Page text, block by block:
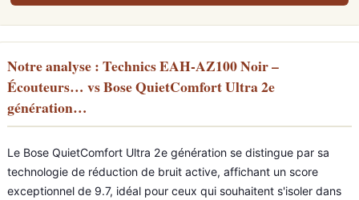
Notre analyse : Technics EAH-AZ100 Noir –
Écouteurs… vs Bose QuietComfort Ultra 2e
génération…
Le Bose QuietComfort Ultra 2e génération se distingue par sa
technologie de réduction de bruit active, affichant un score
exceptionnel de 9.7, idéal pour ceux qui souhaitent s'isoler dans